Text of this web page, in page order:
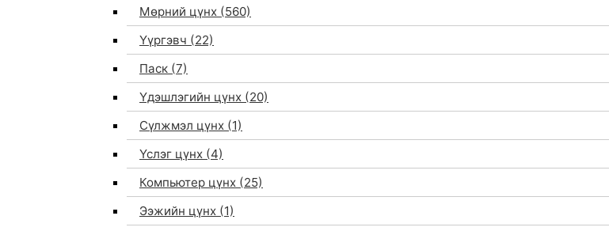
Мөрний цүнх (560)
Үүргэвч (22)
Паск (7)
Үдэшлэгийн цүнх (20)
Сүлжмэл цүнх (1)
Үслэг цүнх (4)
Компьютер цүнх (25)
Ээжийн цүнх (1)